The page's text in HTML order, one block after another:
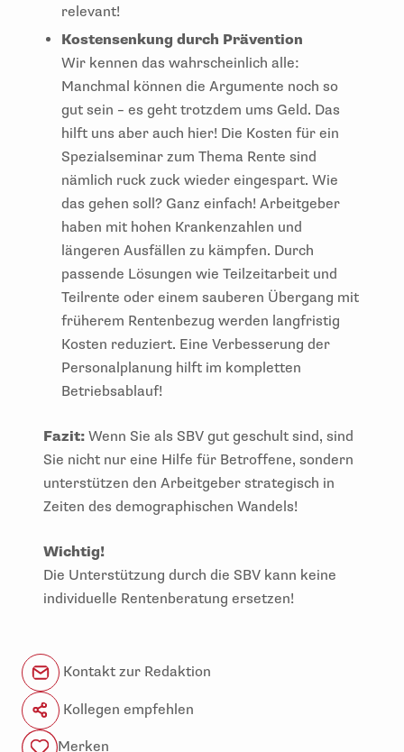
relevant!
Kostensenkung durch Prävention
Wir kennen das wahrscheinlich alle:
Manchmal können die Argumente noch so
gut sein – es geht trotzdem ums Geld. Das
hilft uns aber auch hier! Die Kosten für ein
Spezialseminar zum Thema Rente sind
nämlich ruck zuck wieder eingespart. Wie
das gehen soll? Ganz einfach! Arbeitgeber
haben mit hohen Krankenzahlen und
längeren Ausfällen zu kämpfen. Durch
passende Lösungen wie Teilzeitarbeit und
Teilrente oder einem sauberen Übergang mit
früherem Rentenbezug werden langfristig
Kosten reduziert. Eine Verbesserung der
Personalplanung hilft im kompletten
Betriebsablauf!
Fazit: Wenn Sie als SBV gut geschult sind, sind
Sie nicht nur eine Hilfe für Betroffene, sondern
unterstützen den Arbeitgeber strategisch in
Zeiten des demographischen Wandels!
Wichtig!
Die Unterstützung durch die SBV kann keine
individuelle Rentenberatung ersetzen!
Kontakt zur Redaktion
Kollegen empfehlen
Merken